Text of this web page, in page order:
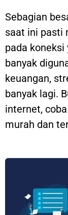
Sebagian
saat ini pasti
pada
banyak
keuangan,
banyak lagi.
internet,
murah dan